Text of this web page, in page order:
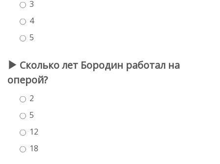
3
4
5
Сколько лет Бородин работал на
оперой?
2
5
12
18